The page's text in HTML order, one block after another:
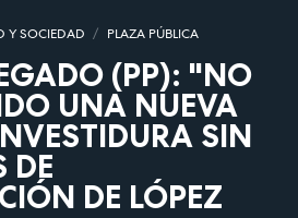
Y SOCIEDAD PLAZA PÚBLICA
(PP): "NO
UNA NUEVA
SIN
DE
DE LÓPEZ